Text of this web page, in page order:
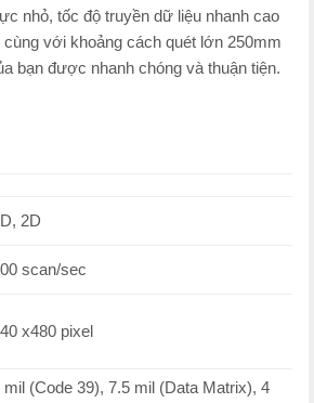
nhỏ, tốc độ truyền dữ liệu nhanh cao
cùng với khoảng cách quét lớn 250mm
bạn được nhanh chóng và thuận tiện.
2D
scan/sec
x480 pixel
mil (Code 39), 7.5 mil (Data Matrix), 4